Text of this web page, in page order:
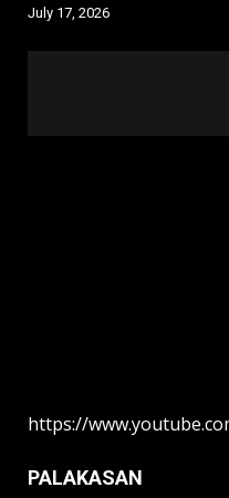
July 17, 2026
https://
PALAKASAN